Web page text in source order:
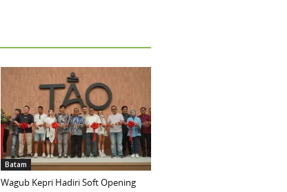
Batam
Wagub Kepri Hadiri Soft Opening